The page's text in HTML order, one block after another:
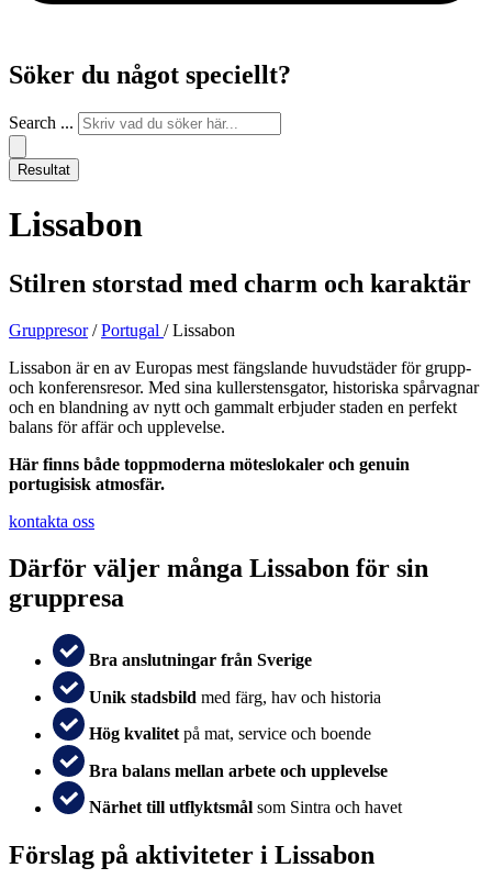
Söker du något speciellt?
Search ...
Resultat
Lissabon
Stilren storstad med charm och karaktär
Gruppresor/Portugal / Lissabon
Lissabon är en av Europas mest fängslande huvudstäder för grupp-
och konferensresor. Med sina kullerstensgator, historiska spårvagnar
och en blandning av nytt och gammalt erbjuder staden en perfekt
balans för affär och upplevelse.
Här finns både toppmoderna möteslokaler och genuin
portugisisk atmosfär.
kontakta oss
Därför väljer många Lissabon för sin
gruppresa
Bra anslutningar från Sverige
Unik stadsbild med färg, hav och historia
Hög kvalitetpå mat, service och boende
Bra balans mellan arbete och upplevelse
Närhet till utflyktsmål som Sintra och havet
Förslag på aktiviteter i Lissabon